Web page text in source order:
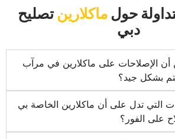
حول‏‏ماكلارين‏‏تصليح
دبي‏
أن الإصلاحات على ماكلارين في مرآب
بشكل جيد؟‏
التي تدل على أن ماكلارين الخاصة بي
على الفور؟‏